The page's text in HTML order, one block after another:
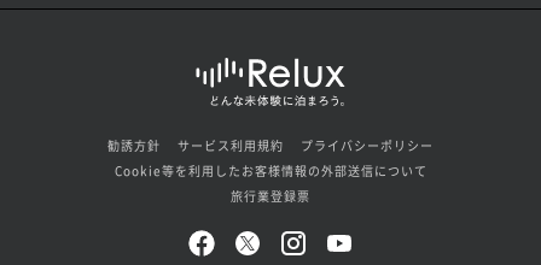
勧誘方針 サービス利用規約
プライバシーポリシー
Cookie等を利用したお客様情報の外部送信について
旅行業登録票